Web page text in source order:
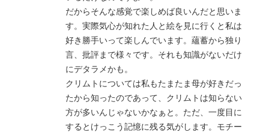
だからそんな感覚で楽しめば良いんだと思いま
す。実際気心が知れた人と絵を見に行くと私は
好き勝手いって楽しんでいます。蘊蓄から独り
言、批評まで様々です。それも知識がないだけ
にデタラメかも。
クリムトについては私もたまたま母が好きだっ
たから知ったのであって、クリムトは知らない
方が多いんじゃないかなぁと。ただ、一度目に
するとけっこう記憶に残る気がします。モチー